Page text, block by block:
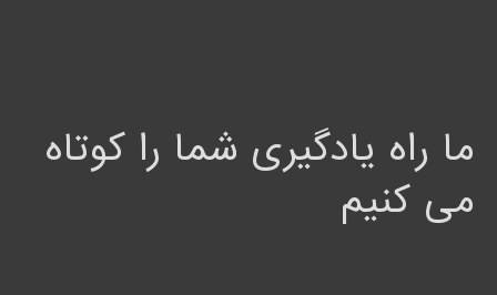
ما راه یادگیری شما را کوتاه
می کنیم